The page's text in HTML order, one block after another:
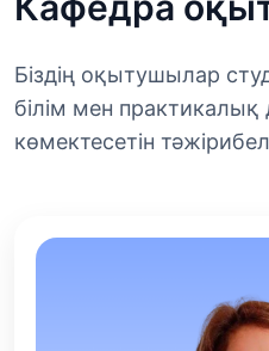
Біздің оқытушылар
білім мен
көмектесетін